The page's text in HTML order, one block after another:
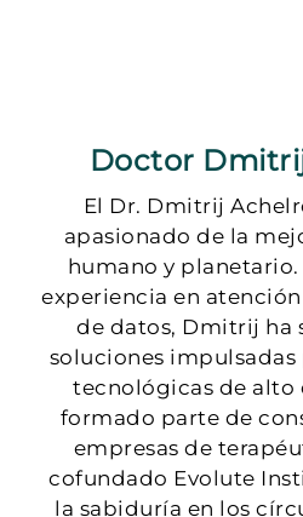
Doctor
El Dr. Dmitrij
apasionado de la
humano y
experiencia en
de datos, Dmitrij ha
soluciones
tecnológicas de alto
formado parte de
empresas de
cofundado Evolute
la sabiduría en los